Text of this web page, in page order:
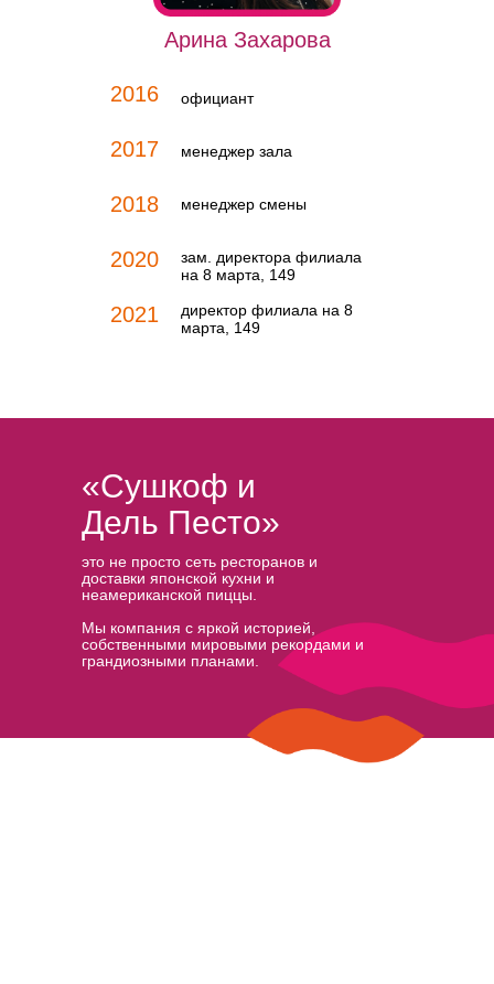
2016
2017
2018
2020
2021
официант
менеджер зала
менеджер смены
зам. директора филиала
на 8 марта, 149
директор филиала на 8
марта, 149
Арина Захарова
«Сушкоф и
Дель Песто»
это не просто сеть ресторанов и
доставки японской кухни и
неамериканской пиццы.
Мы компания с яркой историей,
собственными мировыми рекордами и
грандиозными планами.